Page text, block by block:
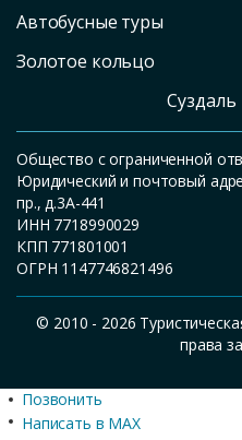
Автобусные туры
Золотое кольцо
Суздаль
Общество с ограниченной
Юридический и почтовый
пр., д.3А-441
ИНН 7718990029
КПП 771801001
ОГРН 1147746821496
© 2010 - 2026
права
Позвонить
Написать в MAX